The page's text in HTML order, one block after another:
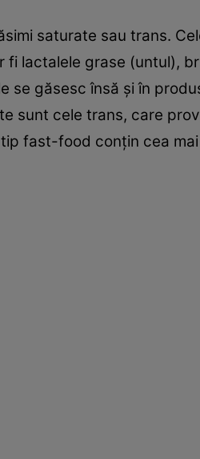
saturate sau trans.
fi lactalele grase (untul),
se găsesc însă şi în
sunt cele trans, care
fast-food conţin cea